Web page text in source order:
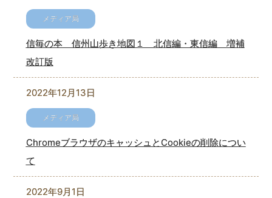
信毎の本 信州山歩き地図１ 北信編・東信編 増補
改訂版
2022年12月13日
ChromeブラウザのキャッシュとCookieの削除につい
て
2022年9月1日